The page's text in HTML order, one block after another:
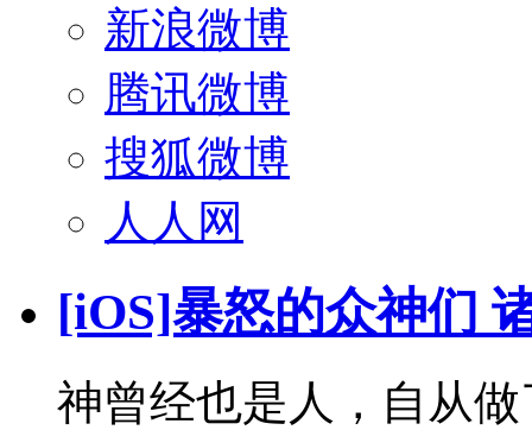
新浪微博
腾讯微博
搜狐微博
人人网
[iOS]暴怒的众神们
神曾经也是人，自从